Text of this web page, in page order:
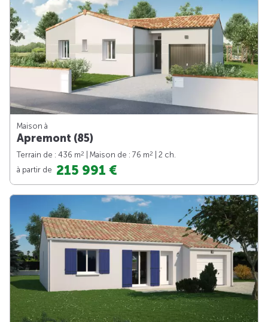
Maison à
Apremont (85)
Terrain de : 436 m2 | Maison de : 76 m2
| 2 ch.
à partir de 215 991 €